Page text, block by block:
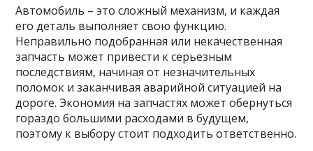
Автомобиль – это сложный механизм, и каждая
его деталь выполняет свою функцию.
Неправильно подобранная или некачественная
запчасть может привести к серьезным
последствиям, начиная от незначительных
поломок и заканчивая аварийной ситуацией на
дороге. Экономия на запчастях может обернуться
гораздо большими расходами в будущем,
поэтому к выбору стоит подходить ответственно.